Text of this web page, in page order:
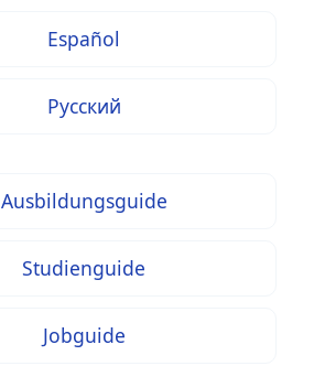
Español
Русский
Ausbildungsguide
Studienguide
Jobguide